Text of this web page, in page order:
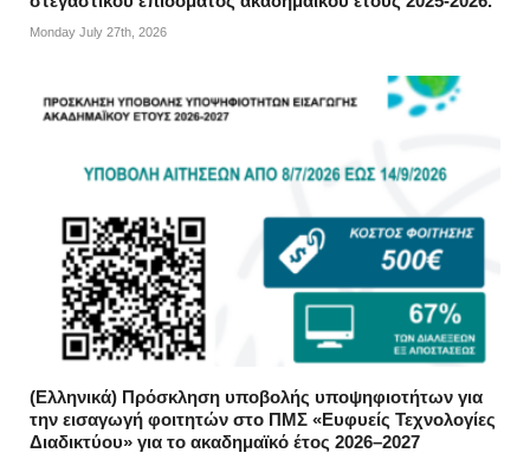
Monday July 27th, 2026
(Ελληνικά) Πρόσκληση υποβολής υποψηφιοτήτων για
την εισαγωγή φοιτητών στο ΠΜΣ «Ευφυείς Τεχνολογίες
Διαδικτύου» για το ακαδημαϊκό έτος 2026–2027